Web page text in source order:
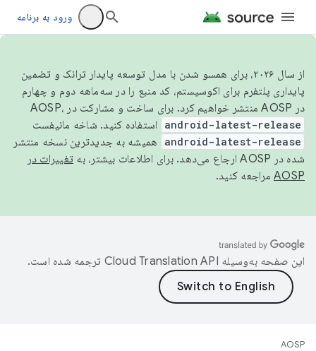
ورود به برنامه
از سال ۲۰۲۶، برای همسو شدن با مدل توسعه پایدار ترانک و تضمین
پایداری پلتفرم برای اکوسیستم، کد منبع را در سه‌ماهه دوم و چهارم
در AOSP منتشر خواهیم کرد. برای ساخت و مشارکت در AOSP،
android-latest-release استفاده کنید. شاخه مانیفست
android-latest-release
همیشه به جدیدترین نسخه منتشر
شده در AOSP ارجاع می‌دهد. برای اطلاعات بیشتر، به
تغییرات در
AOSP مراجعه کنید.
این صفحه به‌وسیله ترجمه شده است.
AOSP